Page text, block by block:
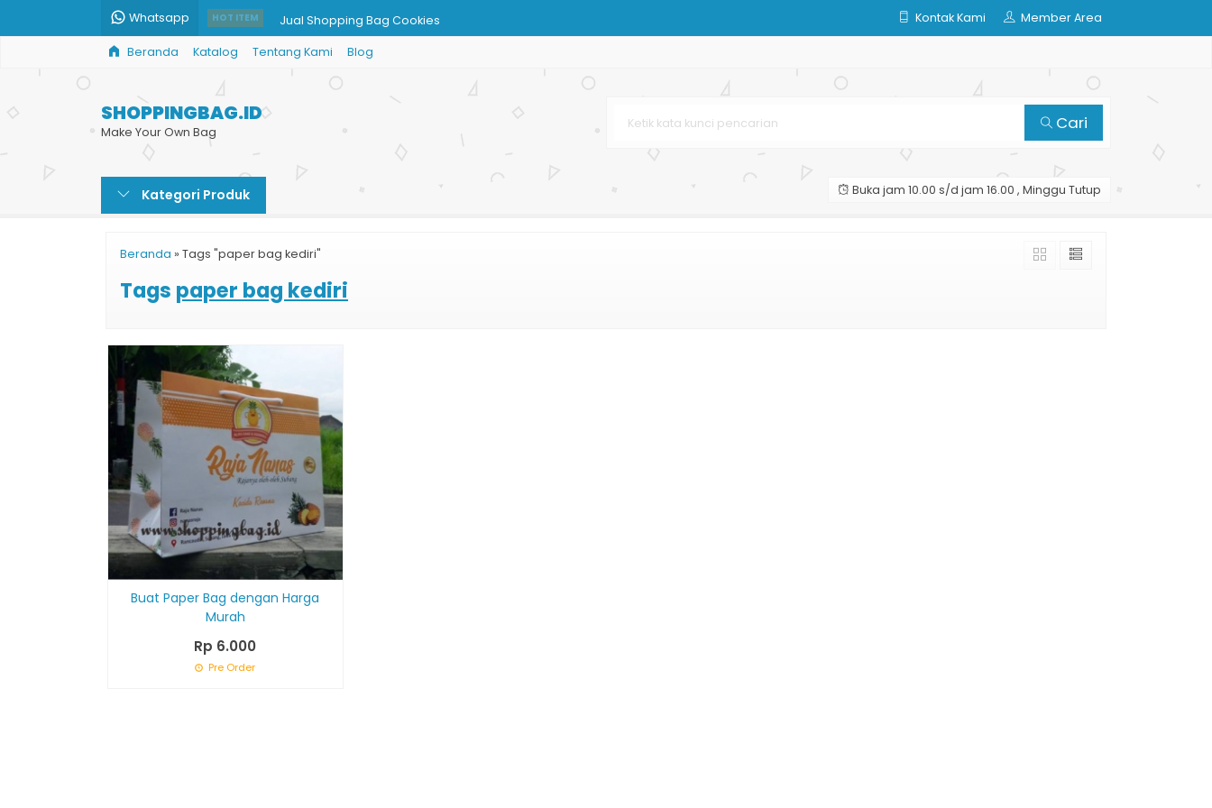
Whatsapp HOT ITEM Jual Shopping Bag Cookies
Paper Bag Takeaway
Tas Kertas Kantong Sayur dan Buah
Paper Bag Kertas Murah
Kontak Kami Member Area
Beranda Katalog Tentang Kami Blog
SHOPPINGBAG.ID
Make Your Own Bag Cari
Kategori Produk Buka jam 10.00 s/d jam 16.00 , Minggu Tutup
Beranda » Tags "paper bag kediri"
Tags paper bag kediri
Buat Paper Bag dengan Harga
Murah
Rp 6.000
Pre Order